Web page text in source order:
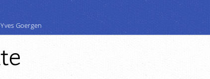
Goergen